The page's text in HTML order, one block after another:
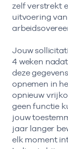
zelf verstrekt
uitvoering
Jouw
4 weken
deze
opnemen in
opnieuw
geen functie
jouw
jaar langer
elk moment